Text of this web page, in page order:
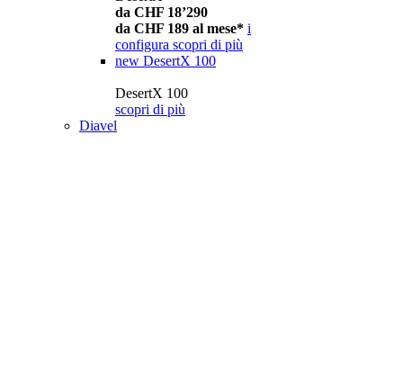
da CHF 18’290
da CHF 189 al mese* i
configura scopri di più
new DesertX 100
DesertX 100
scopri di più
Diavel